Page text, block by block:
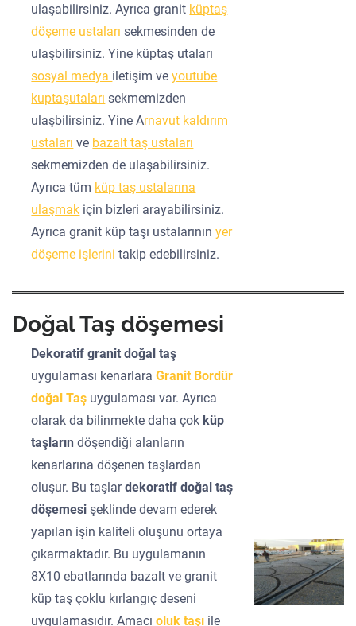
ulaşabilirsiniz. Ayrıca granit küptaş
döşeme ustaları sekmesinden de
ulaşbilirsiniz. Yine küptaş utaları
sosyal medya iletişim veyoutube
kuptaşutaları sekmemizden
ulaşbilirsiniz. Yine Arnavut kaldırım
ustaları ve bazalt taş ustaları
sekmemizden de ulaşabilirsiniz.
Ayrıca tüm küp taş ustalarına
ulaşmak için bizleri arayabilirsiniz.
Ayrıca granit küp taşı ustalarının yer
döşeme işlerini takip edebilirsiniz.
Doğal Taş döşemesi
Dekoratif granit doğal taş
uygulaması kenarlaraGranit Bordür
doğal Taş uygulaması var. Ayrıca
olarak da bilinmekte daha çok küp
taşların döşendiği alanların
kenarlarına döşenen taşlardan
oluşur. Bu taşlardekoratif doğal taş
döşemesişeklinde devam ederek
yapılan işin kaliteli oluşunu ortaya
çıkarmaktadır. Bu uygulamanın
8X10 ebatlarında bazalt ve granit
küp taş çoklu kırlangıç deseni
uygulamasıdır. Amacıoluk taşı ile